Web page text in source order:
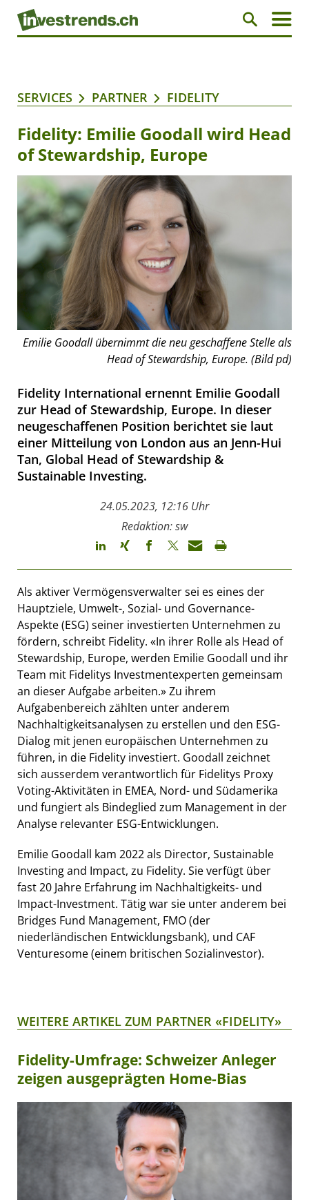
SERVICES PARTNER FIDELITY
Fidelity: Emilie Goodall wird Head
of Stewardship, Europe
Emilie Goodall übernimmt die neu geschaffene Stelle als
Head of Stewardship, Europe. (Bild pd)
Fidelity International ernennt Emilie Goodall
zur Head of Stewardship, Europe. In dieser
neugeschaffenen Position berichtet sie laut
einer Mitteilung von London aus an Jenn-Hui
Tan, Global Head of Stewardship &
Sustainable Investing.
24.05.2023, 12:16 Uhr
Redaktion: sw
Als aktiver Vermögensverwalter sei es eines der
Hauptziele, Umwelt-, Sozial- und Governance-
Aspekte (ESG) seiner investierten Unternehmen zu
fördern, schreibt Fidelity. «In ihrer Rolle als Head of
Stewardship, Europe, werden Emilie Goodall und ihr
Team mit Fidelitys Investmentexperten gemeinsam
an dieser Aufgabe arbeiten.» Zu ihrem
Aufgabenbereich zählten unter anderem
Nachhaltigkeitsanalysen zu erstellen und den ESG-
Dialog mit jenen europäischen Unternehmen zu
führen, in die Fidelity investiert. Goodall zeichnet
sich ausserdem verantwortlich für Fidelitys Proxy
Voting-Aktivitäten in EMEA, Nord- und Südamerika
und fungiert als Bindeglied zum Management in der
Analyse relevanter ESG-Entwicklungen.
Emilie Goodall kam 2022 als Director, Sustainable
Investing and Impact, zu Fidelity. Sie verfügt über
fast 20 Jahre Erfahrung im Nachhaltigkeits- und
Impact-Investment. Tätig war sie unter anderem bei
Bridges Fund Management, FMO (der
niederländischen Entwicklungsbank), und CAF
Venturesome (einem britischen Sozialinvestor).
WEITERE ARTIKEL ZUM PARTNER «FIDELITY»
Fidelity-Umfrage: Schweizer Anleger
zeigen ausgeprägten Home-Bias